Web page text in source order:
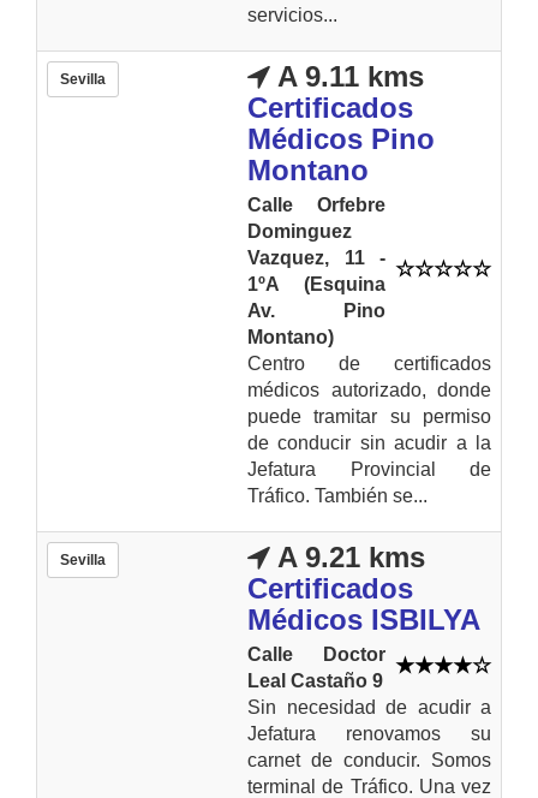
servicios...
Sevilla
A 9.11 kms
Certificados
Médicos Pino
Montano
Calle Orfebre
Dominguez
Vazquez, 11 -
1ºA (Esquina
Av. Pino
Montano)
Centro de certificados
médicos autorizado, donde
puede tramitar su permiso
de conducir sin acudir a la
Jefatura Provincial de
Tráfico. También se...
Sevilla
A 9.21 kms
Certificados
Médicos ISBILYA
Calle Doctor
Leal Castaño 9
Sin necesidad de acudir a
Jefatura renovamos su
carnet de conducir. Somos
terminal de Tráfico. Una vez